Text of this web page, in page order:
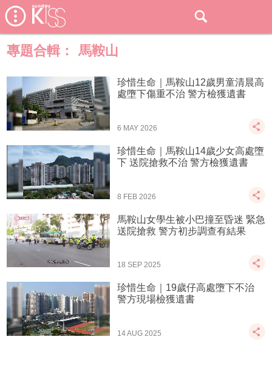
專題合輯： 馬鞍山
珍惜生命｜馬鞍山12歲男童清晨高
處墮下傷重不治 警方檢獲遺書
6 MAY 2026
珍惜生命｜馬鞍山14歲少女高處墮
下 送院搶救不治 警方檢獲遺書
8 FEB 2026
馬鞍山女學生被小巴撞至昏迷 緊急
送院搶救 警方初步調查有結果
18 SEP 2025
珍惜生命｜19歲仔高處墮下不治
警方現場檢獲遺書
14 AUG 2025